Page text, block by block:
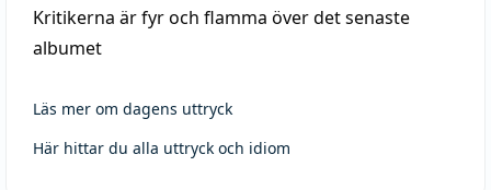
Kritikerna är fyr och flamma över det senaste
albumet
Läs mer om dagens uttryck
Här hittar du alla uttryck och idiom